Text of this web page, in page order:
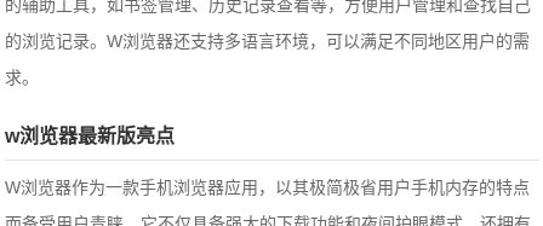
的辅助工具，如书签管理、历史记录查看等，方便用户管理和查找自己
的浏览记录。W浏览器还支持多语言环境，可以满足不同地区用户的需
求。
w浏览器最新版亮点
W浏览器作为一款手机浏览器应用，以其极简极省用户手机内存的特点